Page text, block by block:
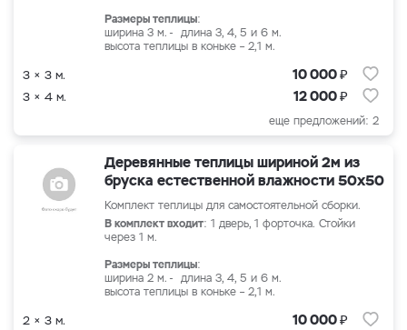
Размеры теплицы:
ширина 3 м. - длина 3, 4, 5 и 6 м.
высота теплицы в коньке – 2,1 м.
3 × 3 м. 10 000₽
3 × 4 м. 12 000₽
еще предложений: 2
Деревянные теплицы шириной 2м из
бруска естественной влажности 50х50
Комплект теплицы для самостоятельной сборки.
В комплект входит: 1 дверь, 1 форточка. Стойки
через 1 м.
Размеры теплицы:
ширина 2 м. - длина 3, 4, 5 и 6 м.
высота теплицы в коньке – 2,1 м.
2 × 3 м. 10 000₽